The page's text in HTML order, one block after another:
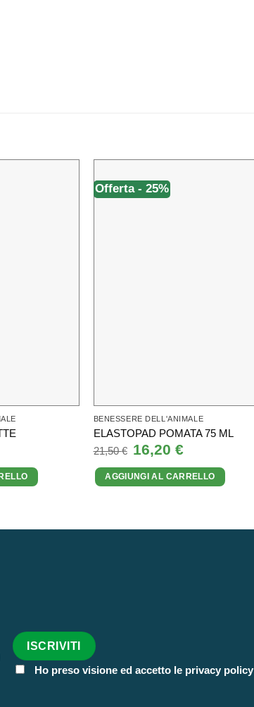
€.
Offerta - 25%
BENESSERE DELL'ANIMALE
ELASTOPAD POMATA 75 ML
21,50€ Il
prezzo
originale
era:
21,50 €.
16,20€
attuale
è:
16,20 €.
AGGIUNGI AL CARRELLO
Ho preso visione ed accetto le privacy policy